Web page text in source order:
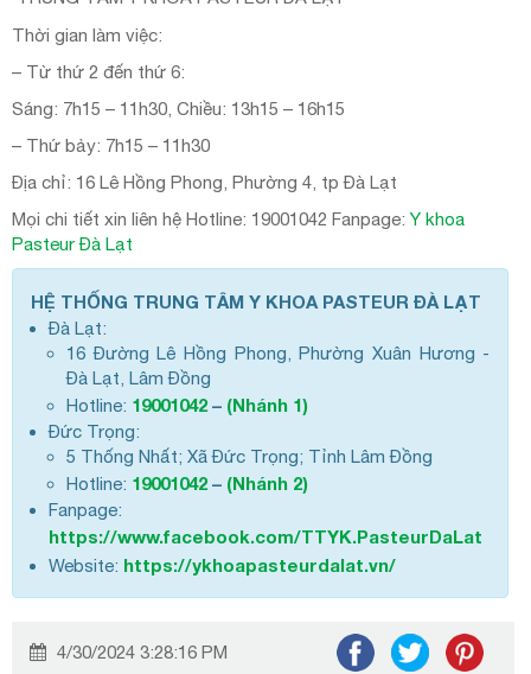
Thời gian làm việc:
– Từ thứ 2 đến thứ 6:
Sáng: 7h15 – 11h30, Chiều: 13h15 – 16h15
– Thứ bảy: 7h15 – 11h30
Địa chỉ: 16 Lê Hồng Phong, Phường 4, tp Đà Lạt
Mọi chi tiết xin liên hệ Hotline: 19001042 Fanpage:Y khoa
Pasteur Đà Lạt
HỆ THỐNG TRUNG TÂM Y KHOA PASTEUR ĐÀ LẠT
Đà Lạt:
16 Đường Lê Hồng Phong, Phường Xuân Hương -
Đà Lạt, Lâm Đồng
Hotline: 19001042 – (Nhánh 1)
Đức Trọng:
5 Thống Nhất; Xã Đức Trọng; Tỉnh Lâm Đồng
Hotline: 19001042 – (Nhánh 2)
Fanpage:
https://www.facebook.com/TTYK.PasteurDaLat
Website: https://ykhoapasteurdalat.vn/
4/30/2024 3:28:16 PM